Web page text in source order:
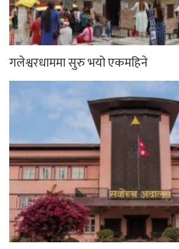
गलेश्वरधाममा सुरु भयो एकमहिने